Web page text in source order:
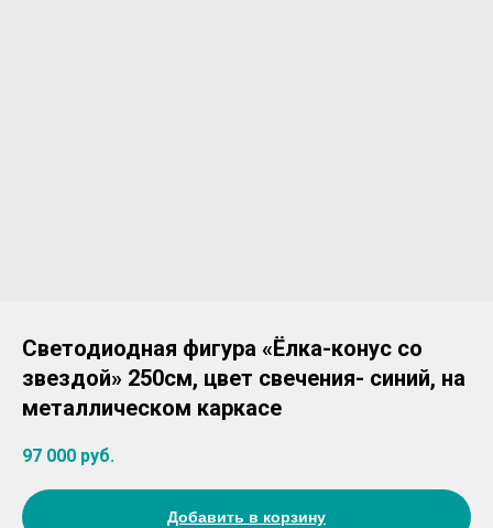
Светодиодная фигура «Ёлка-конус со
звездой» 250см, цвет свечения- синий, на
металлическом каркасе
97 000 руб.
Добавить в корзину